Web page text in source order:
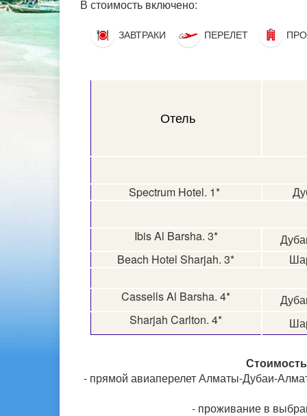
В стоимость включено:
ЗАВТРАКИ ПЕРЕЛЕТ
Отель
Spectrum Hotel. 1*
Ibis Al Barsha. 3*
Beach Hotel Sharjah. 3*
Cassells Al Barsha. 4*
Sharjah Carlton. 4*
- прямой авиаперелет Алматы-Дубаи-
- проживание в